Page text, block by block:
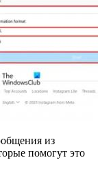
из
помогут это